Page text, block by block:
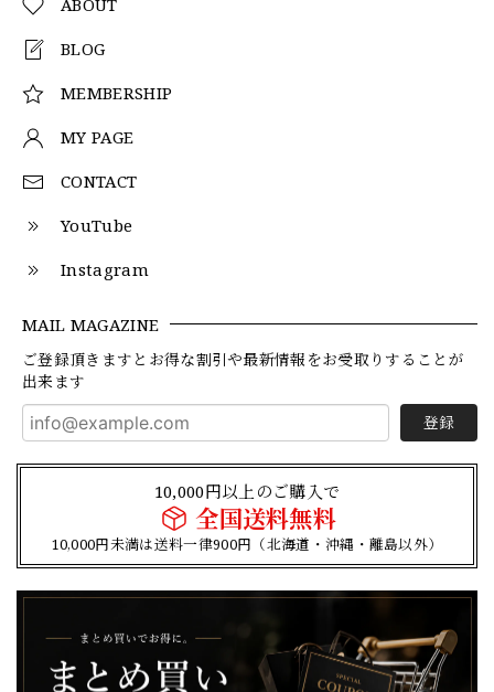
BLOG
MEMBERSHIP
MY PAGE
CONTACT
YouTube
Instagram
MAIL MAGAZINE
ご登録頂きますとお得な割引や最新情報をお受取りすることが
出来ます
登録
10,000円以上のご購入で
全国送料無料
10,000円未満は送料一律900円（北海道・沖縄・離島以外）